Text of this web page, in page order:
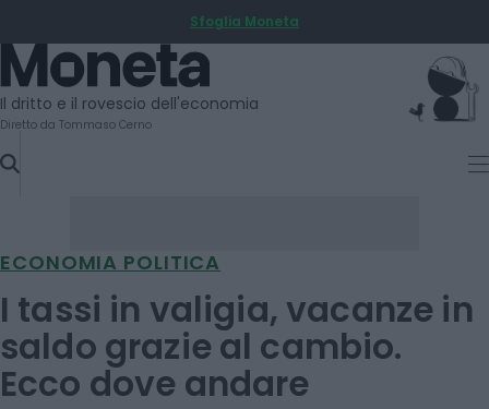
TO
CONTENT
Sfoglia Moneta
Moneta
Il dritto e il rovescio dell'economia
Diretto da Tommaso Cerno
ECONOMIA POLITICA
I tassi in valigia, vacanze in
saldo grazie al cambio.
Ecco dove andare